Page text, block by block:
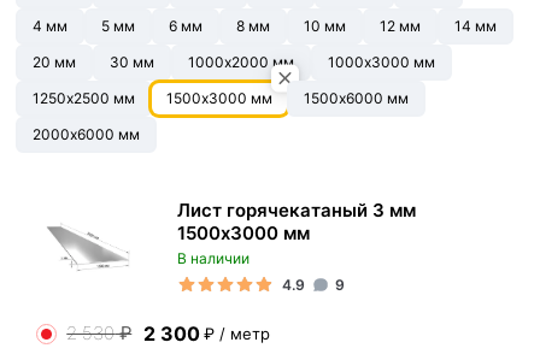
4 мм
5 мм 6 мм 8 мм 10 мм 12 мм
14 мм
20 мм
30 мм 1000х2000 мм
1000х3000 мм
1250х2500 мм
1500х3000 мм
1500х6000 мм
2000х6000 мм
Лист горячекатаный 3 мм
1500х3000 мм
В наличии
4.9
9
2 530₽ 2 300 ₽ / метр